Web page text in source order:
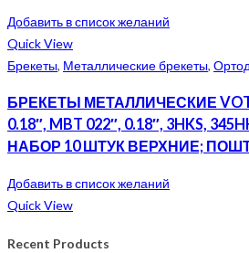
Добавить в список желаний
Quick View
Брекеты, Металлические брекеты,
БРЕКЕТЫ МЕТАЛЛИЧЕСКИЕ
0.18″, MBT 022″, 0.18″, 3HKS,
НАБОР 10 ШТУК ВЕРХНИЕ;
Добавить в список желаний
Quick View
Recent Products